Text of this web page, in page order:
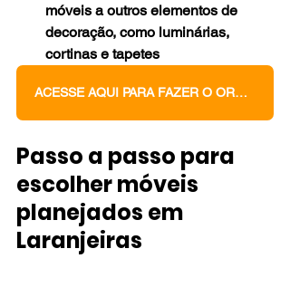
móveis a outros elementos de
decoração, como luminárias,
cortinas e tapetes
ACESSE AQUI PARA FAZER O ORÇAMENTO DOS SEUS MÓVEIS PLANEJADOS
Passo a passo para
escolher móveis
planejados em
Laranjeiras